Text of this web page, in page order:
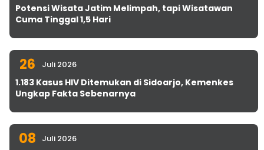
Potensi Wisata Jatim Melimpah, tapi Wisatawan
Cuma Tinggal 1,5 Hari
26 Juli 2026
1.183 Kasus HIV Ditemukan di Sidoarjo, Kemenkes
Ungkap Fakta Sebenarnya
08 Juli 2026